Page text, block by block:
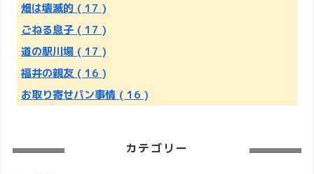
畑は壊滅的 ( 17 )
ごねる息子 ( 17 )
道の駅川場 ( 17 )
福井の親友 ( 16 )
お取り寄せパン事情 ( 16 )
カテゴリー